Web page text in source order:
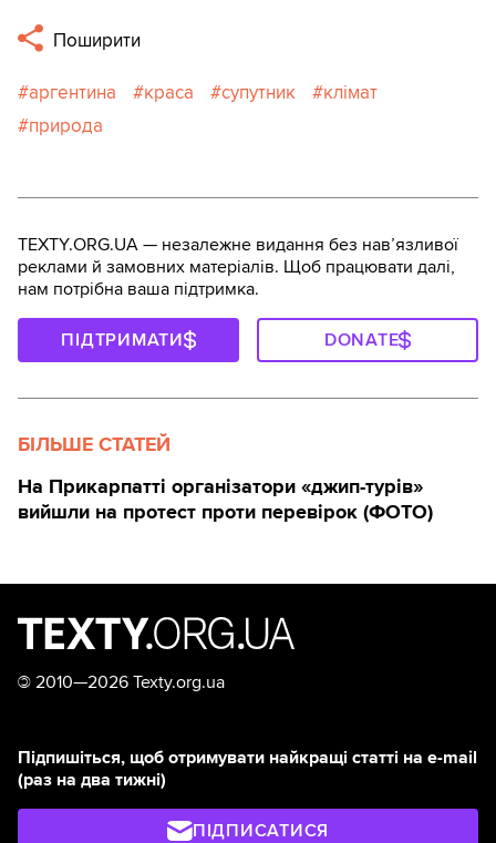
Поширити
аргентина краса супутник
клімат
природа
TEXTY.ORG.UA — незалежне видання без навʼязливої
реклами й замовних матеріалів. Щоб працювати далі,
нам потрібна ваша підтримка.
ПІДТРИМАТИ DONATE
БІЛЬШЕ СТАТЕЙ
На Прикарпатті організатори «джип-турів»
вийшли на протест проти перевірок (ФОТО)
© 2010—2026 Texty.org.ua
Підпишіться, щоб отримувати найкращі статті на e-mail
(раз на два тижні)
ПІДПИСАТИСЯ